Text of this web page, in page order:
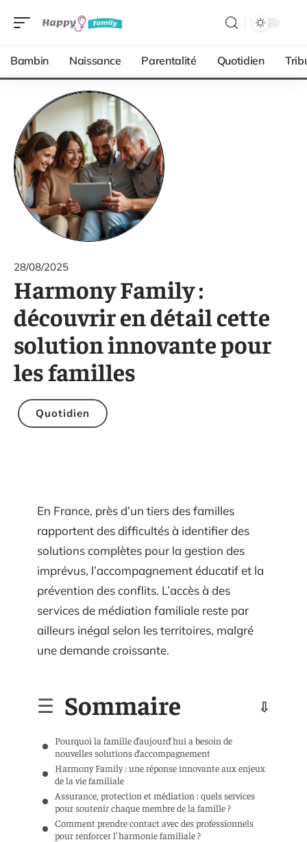
Bambin Naissance Parentalité Quotidien
28/08/2025
Harmony Family :
découvrir en détail cette
solution innovante pour
les familles
Quotidien
En France, près d’un tiers des familles
rapportent des difficultés à identifier des
solutions complètes pour la gestion des
imprévus, l’accompagnement éducatif et la
prévention des conflits. L’accès à des
services de médiation familiale reste par
ailleurs inégal selon les territoires, malgré
une demande croissante.
Sommaire
Pourquoi la famille d’aujourd’hui a besoin de
nouvelles solutions d’accompagnement
Harmony Family : une réponse innovante aux enjeux
de la vie familiale
Assurance, protection et médiation : quels services
pour soutenir chaque membre de la famille ?
Comment prendre contact avec des professionnels
pour renforcer l’harmonie familiale ?